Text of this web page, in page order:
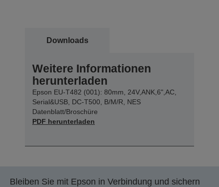
Downloads
Weitere Informationen
herunterladen
Epson EU-T482 (001): 80mm, 24V,ANK,6",AC,
Serial&USB, DC-T500, B/M/R, NES
Datenblatt/Broschüre
PDF herunterladen
Bleiben Sie mit Epson in Verbindung und sichern